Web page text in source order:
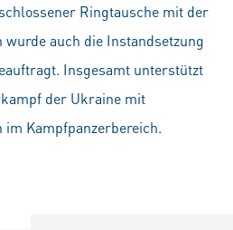
Ringtausche mit der
wurde auch die Instandsetzung
Insgesamt unterstützt
der Ukraine mit
Kampfpanzerbereich.